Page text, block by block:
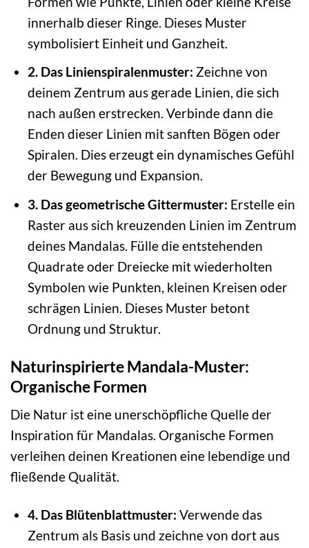
innerhalb dieser Ringe. Dieses Muster
symbolisiert Einheit und Ganzheit.
2. Das Linienspiralenmuster: Zeichne von
deinem Zentrum aus gerade Linien, die sich
nach außen erstrecken. Verbinde dann die
Enden dieser Linien mit sanften Bögen oder
Spiralen. Dies erzeugt ein dynamisches Gefühl
der Bewegung und Expansion.
3. Das geometrische Gittermuster: Erstelle ein
Raster aus sich kreuzenden Linien im Zentrum
deines Mandalas. Fülle die entstehenden
Quadrate oder Dreiecke mit wiederholten
Symbolen wie Punkten, kleinen Kreisen oder
schrägen Linien. Dieses Muster betont
Ordnung und Struktur.
Naturinspirierte Mandala-Muster:
Organische Formen
Die Natur ist eine unerschöpfliche Quelle der
Inspiration für Mandalas. Organische Formen
verleihen deinen Kreationen eine lebendige und
fließende Qualität.
4. Das Blütenblattmuster: Verwende das
Zentrum als Basis und zeichne von dort aus